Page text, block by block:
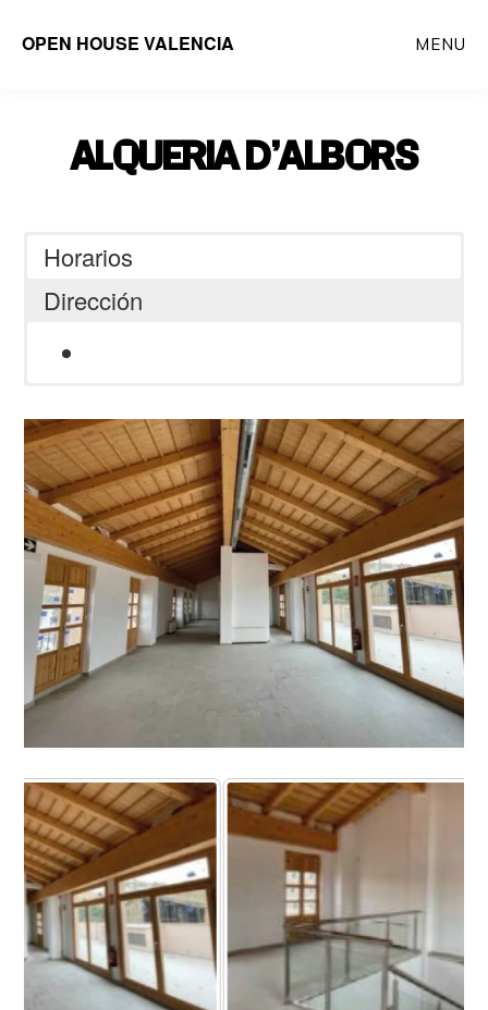
OPEN HOUSE VALENCIA MENU
ALQUERIA D’ALBORS
Horarios
Dirección
46019 València